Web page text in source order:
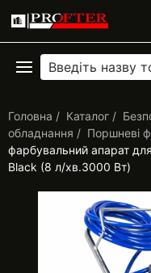
Головна Каталог
обладнання
Поршневі
фарбувальний апарат
Black (8 л/хв.3000 Вт)